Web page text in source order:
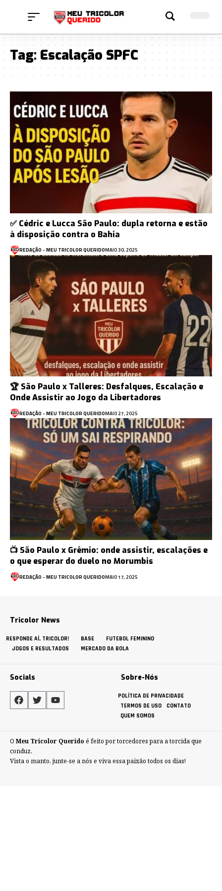
Tag: Escalação SPFC
✅ Cédric e Lucca São Paulo: dupla retorna e estão
à disposição contra o Bahia
REDAÇÃO - MEU TRICOLOR QUERIDOMAIO 30, 2025
🏆 São Paulo x Talleres: Desfalques, Escalação e
Onde Assistir ao Jogo da Libertadores
REDAÇÃO - MEU TRICOLOR QUERIDOMAIO 27, 2025
📺 São Paulo x Grêmio: onde assistir, escalações e
o que esperar do duelo no Morumbis
REDAÇÃO - MEU TRICOLOR QUERIDOMAIO 17, 2025
Tricolor News
RESPONDE AÍ, TRICOLOR! BASE
FUTEBOL FEMININO
JOGOS E RESULTADOS
MERCADO DA BOLA
Socials Sobre-Nós
POLÍTICA DE PRIVACIDADE
TERMOS DE USO
CONTATO
QUEM SOMOS
O Meu Tricolor Querido é feito por torcedores para a torcida que
conduz.
Vista o manto, junte-se a nós e viva essa paixão todos os dias!